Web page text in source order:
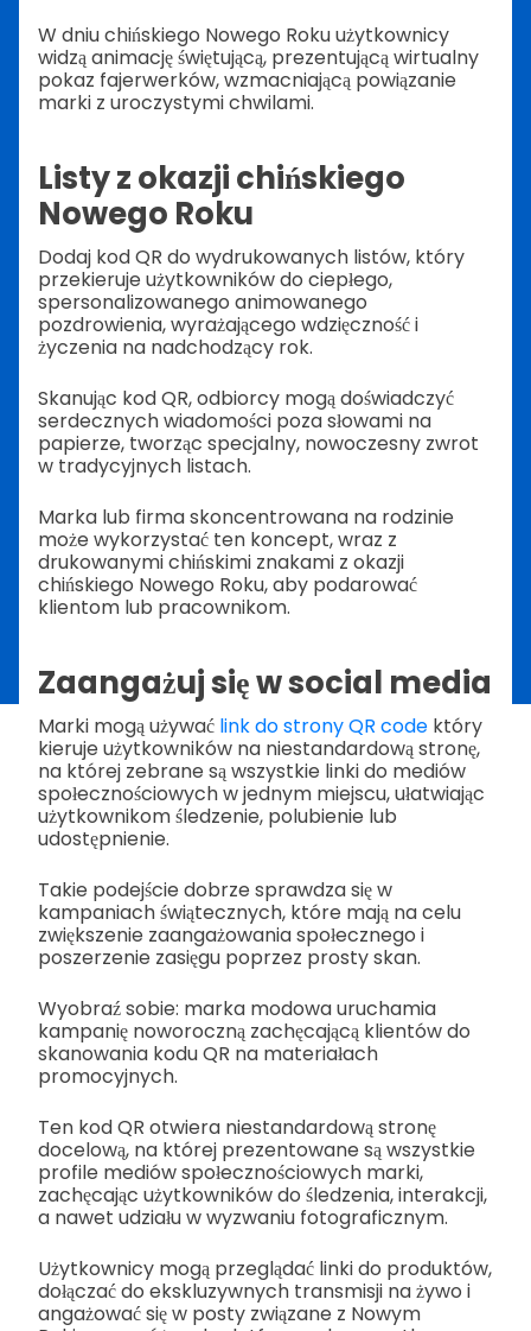
W dniu chińskiego Nowego Roku użytkownicy
widzą animację świętującą, prezentującą wirtualny
pokaz fajerwerków, wzmacniającą powiązanie
marki z uroczystymi chwilami.
Listy z okazji chińskiego
Nowego Roku
Dodaj kod QR do wydrukowanych listów, który
przekieruje użytkowników do ciepłego,
spersonalizowanego animowanego
pozdrowienia, wyrażającego wdzięczność i
życzenia na nadchodzący rok.
Skanując kod QR, odbiorcy mogą doświadczyć
serdecznych wiadomości poza słowami na
papierze, tworząc specjalny, nowoczesny zwrot
w tradycyjnych listach.
Marka lub firma skoncentrowana na rodzinie
może wykorzystać ten koncept, wraz z
drukowanymi chińskimi znakami z okazji
chińskiego Nowego Roku, aby podarować
klientom lub pracownikom.
Zaangażuj się w social media
Marki mogą używać link do strony QR code który
kieruje użytkowników na niestandardową stronę,
na której zebrane są wszystkie linki do mediów
społecznościowych w jednym miejscu, ułatwiając
użytkownikom śledzenie, polubienie lub
udostępnienie.
Takie podejście dobrze sprawdza się w
kampaniach świątecznych, które mają na celu
zwiększenie zaangażowania społecznego i
poszerzenie zasięgu poprzez prosty skan.
Wyobraź sobie: marka modowa uruchamia
kampanię noworoczną zachęcającą klientów do
skanowania kodu QR na materiałach
promocyjnych.
Ten kod QR otwiera niestandardową stronę
docelową, na której prezentowane są wszystkie
profile mediów społecznościowych marki,
zachęcając użytkowników do śledzenia, interakcji,
a nawet udziału w wyzwaniu fotograficznym.
Użytkownicy mogą przeglądać linki do produktów,
dołączać do ekskluzywnych transmisji na żywo i
angażować się w posty związane z Nowym